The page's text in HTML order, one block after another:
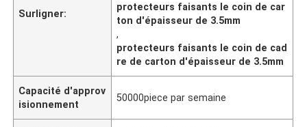
Surligner:
protecteurs faisants le coin de car
ton d'épaisseur de 3.5mm
,
protecteurs faisants le coin de cad
re de carton d'épaisseur de 3.5mm
Capacité d'approv
isionnement
50000piece par semaine